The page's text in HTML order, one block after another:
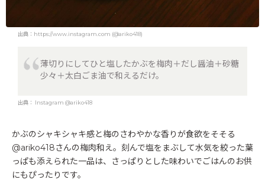
出典：https://www.instagram.com (@ariko418)
薄切りにしてひと塩したかぶを梅肉＋だし醤油＋砂糖
少々＋太白ごま油で和えるだけ。
出典： Instagram @ariko418
かぶのシャキシャキ感と梅のさわやかな香りが食欲をそそる
@ariko418さんの梅肉和え。刻んで塩をまぶして水気を絞った葉
っぱも添えられた一品は、さっぱりとした味わいでごはんのお供
にもぴったりです。